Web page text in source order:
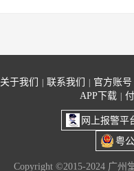
关于我们 联系我们
官方账号
APP下载
网上报警平
粤
Copyright ©2015-2024 广州